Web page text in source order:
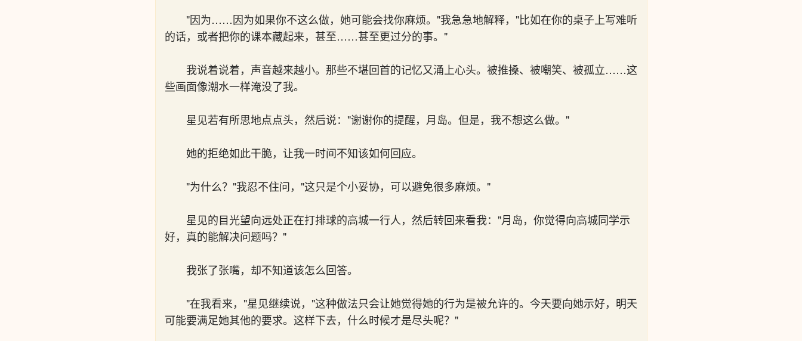
"因为……因为如果你不这么做，她可能会找你麻烦。"我急急地解释，"比如在你的桌子上写难听
的话，或者把你的课本藏起来，甚至……甚至更过分的事。"
我说着说着，声音越来越小。那些不堪回首的记忆又涌上心头。被推搡、被嘲笑、被孤立……这
些画面像潮水一样淹没了我。
星见若有所思地点点头，然后说："谢谢你的提醒，月岛。但是，我不想这么做。"
她的拒绝如此干脆，让我一时间不知该如何回应。
"为什么？"我忍不住问，"这只是个小妥协，可以避免很多麻烦。"
星见的目光望向远处正在打排球的高城一行人，然后转回来看我："月岛，你觉得向高城同学示
好，真的能解决问题吗？"
我张了张嘴，却不知道该怎么回答。
"在我看来，"星见继续说，"这种做法只会让她觉得她的行为是被允许的。今天要向她示好，明天
可能要满足她其他的要求。这样下去，什么时候才是尽头呢？"